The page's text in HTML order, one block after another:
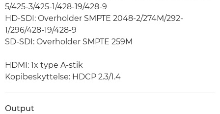
5/425-3/425-1/428-19/428-9
HD-SDI: Overholder SMPTE 2048-2/274M/292-
1/296/428-19/428-9
SD-SDI: Overholder SMPTE 259M
HDMI: 1x type A-stik
Kopibeskyttelse: HDCP 2.3/1.4
Output